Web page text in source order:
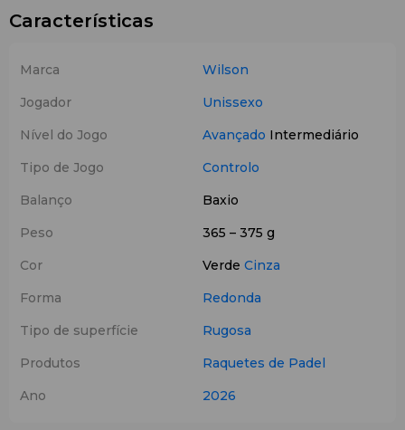
Características
Marca
Wilson
Jogador
Unissexo
Nível do Jogo
Avançado Intermediário
Tipo de Jogo
Controlo
Balanço
Baxio
Peso
365 – 375 g
Cor
Verde Cinza
Forma
Redonda
Tipo de superfície
Rugosa
Produtos
Raquetes de Padel
Ano
2026